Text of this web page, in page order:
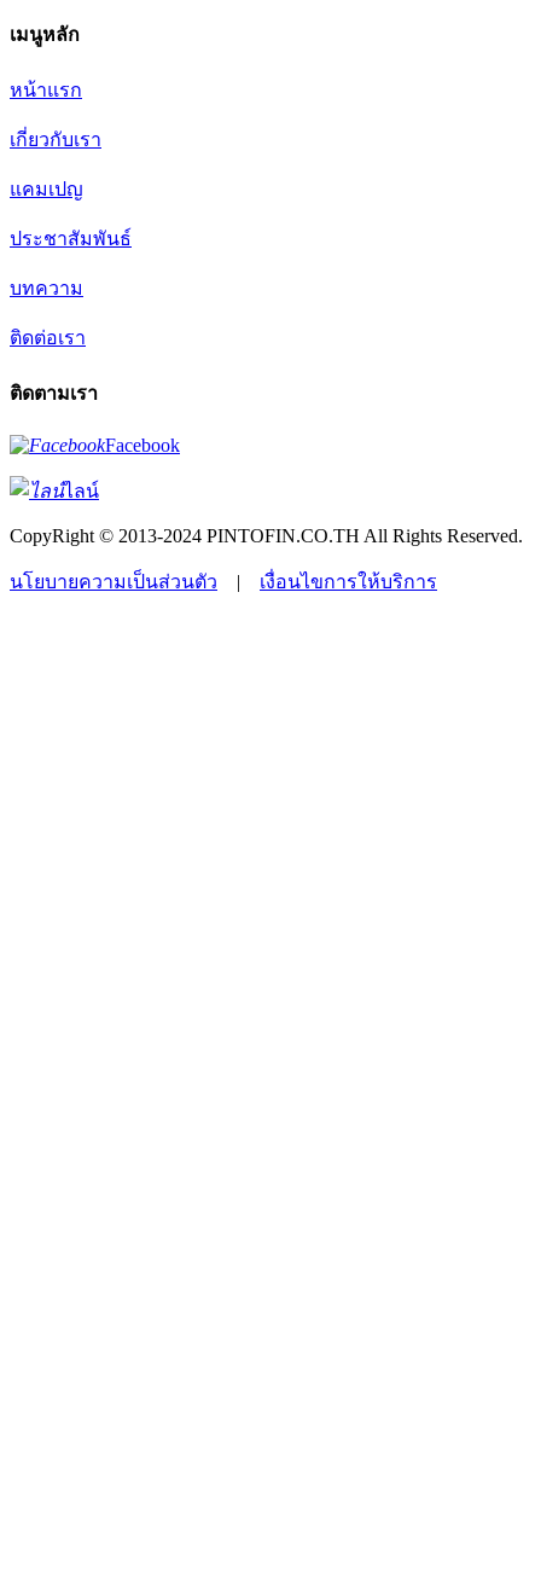
เมนูหลัก
หน้าแรก
เกี่ยวกับเรา
แคมเปญ
ประชาสัมพันธ์
บทความ
ติดต่อเรา
ติดตามเรา
Facebook
ไลน์
CopyRight © 2013-2024 PINTOFIN.CO.TH All Rights Reserved.
นโยบายความเป็นส่วนตัว | เงื่อนไขการให้บริการ